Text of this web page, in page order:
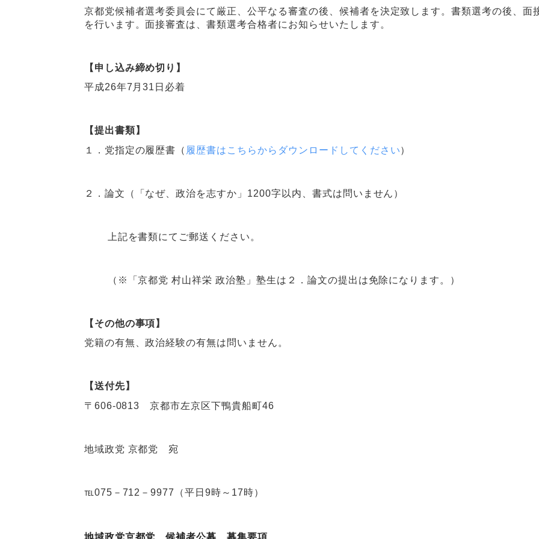
京都党候補者選考委員会にて厳正、公平なる審査の後、候補者を決定致します。書類選考の後、面
を行います。面接審査は、書類選考合格者にお知らせいたします。
【申し込み締め切り】
平成26年7月31日必着
【提出書類】
１．党指定の履歴書（ 履歴書はこちらからダウンロードしてください）
２．論文（「なぜ、政治を志すか」1200字以内、書式は問いません）
上記を書類にてご郵送ください。
（※「京都党 村山祥栄 政治塾」塾生は２．論文の提出は免除になります。）
【その他の事項】
党籍の有無、政治経験の有無は問いません。
【送付先】
〒606-0813 京都市左京区下鴨貴船町46
地域政党 京都党 宛
℡075－712－9977（平日9時～17時）
地域政党京都党 候補者公募 募集要項